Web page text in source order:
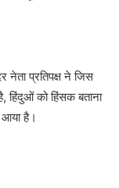
प्रतिपक्ष ने जिस
हिंदुओं को हिंसक बताना
है।